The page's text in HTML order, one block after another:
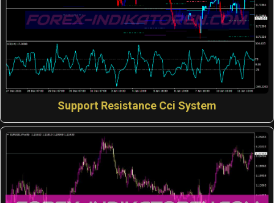
Support Resistance Cci System